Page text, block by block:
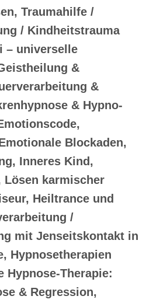
Traumahilfe /
/ Kindheitstrauma
– universelle
&
&
& Hypno-
Blockaden,
Inneres Kind,
Lösen karmischer
Heiltrance und
/
mit Jenseitskontakt in
Hypnosetherapien
Hypnose-Therapie:
& Regression,